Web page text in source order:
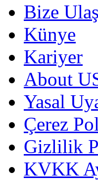
Bize
Künye
Kariyer
About
Yasal
Çerez
Gizlilik
KVKK